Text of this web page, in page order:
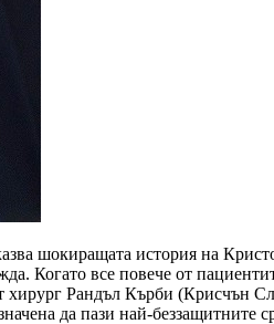
шокиращата история на
Когато все повече от
Рандъл Кърби (Крисчън
да пази най-беззащитните